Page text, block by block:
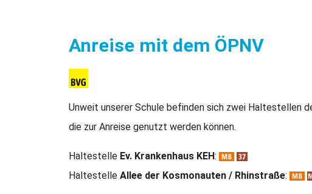
Anreise mit dem ÖPNV
Unweit unserer Schule befinden sich zwei Haltestellen
die zur Anreise genutzt werden können.
Haltestelle Ev. Krankenhaus KEH:
Haltestelle Allee der Kosmonauten / Rhinstraße: